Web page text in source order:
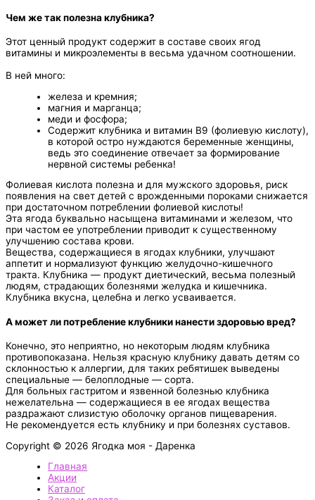
Чем же так полезна клубника?
Этот ценный продукт содержит в составе своих ягод
витамины и микроэлементы в весьма удачном соотношении.
В ней много:
железа и кремния;
магния и марганца;
меди и фосфора;
Содержит клубника и витамин B9 (фолиевую кислоту),
в которой остро нуждаются беременные женщины,
ведь это соединение отвечает за формирование
нервной системы ребенка!
Фолиевая кислота полезна и для мужского здоровья, риск
появления на свет детей с врожденными пороками снижается
при достаточном потреблении фолиевой кислоты!
Эта ягода буквально насыщена витаминами и железом, что
при частом ее употреблении приводит к существенному
улучшению состава крови.
Вещества, содержащиеся в ягодах клубники, улучшают
аппетит и нормализуют функцию желудочно-кишечного
тракта. Клубника — продукт диетический, весьма полезный
людям, страдающих болезнями желудка и кишечника.
Клубника вкусна, целебна и легко усваивается.
А может ли потребление клубники нанести здоровью вред?
Конечно, это неприятно, но некоторым людям клубника
противопоказана. Нельзя красную клубнику давать детям со
склонностью к аллергии, для таких ребятишек выведены
специальные — белоплодные — сорта.
Для больных гастритом и язвенной болезнью клубника
нежелательна — содержащиеся в ее ягодах вещества
раздражают слизистую оболочку органов пищеварения.
Не рекомендуется есть клубнику и при болезнях суставов.
Copyright © 2026 Ягодка моя - Даренка
Главная
Акции
Каталог